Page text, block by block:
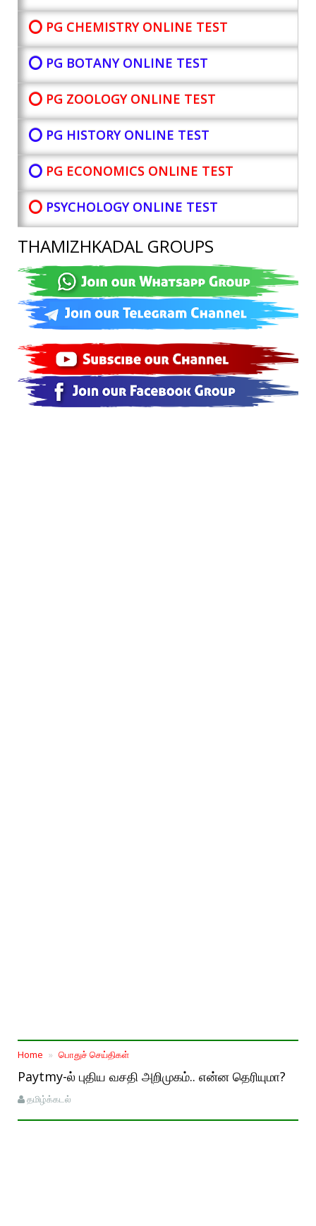
⭕ PG CHEMISTRY ONLINE TEST
⭕ PG BOTANYONLINE TEST
⭕ PG ZOOLOGY ONLINE TEST
⭕ PG HISTORY ONLINE TEST
⭕ PG ECONOMICS ONLINE TEST
⭕ PSYCHOLOGY ONLINE TEST
THAMIZHKADAL GROUPS
Home பொதுச் செய்திகள்
Paytmy-ல் புதிய வசதி அறிமுகம்.. என்ன தெரியுமா?
தமிழ்க்கடல்